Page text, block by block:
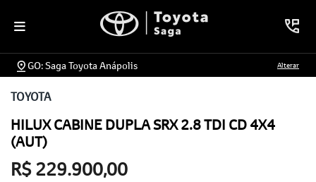
GO: Saga Toyota Anápolis Alterar
TOYOTA
HILUX CABINE DUPLA SRX 2.8 TDI CD 4X4
(AUT)
R$ 229.900,00